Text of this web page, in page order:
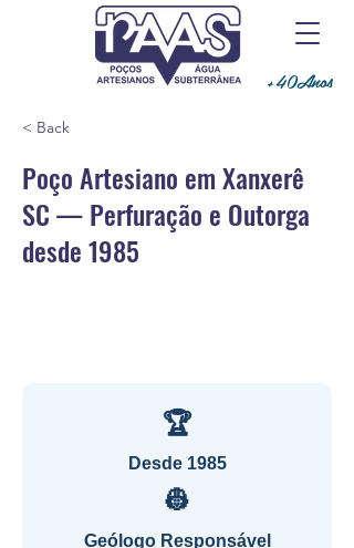
+40Anos
< Back
Poço Artesiano em Xanxerê
SC — Perfuração e Outorga
desde 1985
🏆
Desde 1985
👷
Geólogo Responsável